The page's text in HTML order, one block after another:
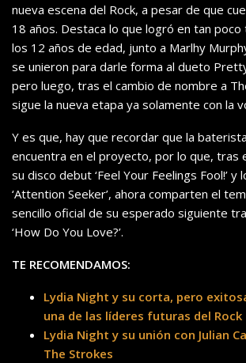
nueva escena del Rock, a pesar de que
18 años. Destaca lo que logró en tan
los 12 años de edad, junto a Marlhy
se unieron para darle forma al dueto
pero luego, tras el cambio de nombre a
sigue la nueva etapa ya solamente con la
Y es que, hay que recordar que la
encuentra en el proyecto, por lo que, tras
su disco debut ‘Feel Your Feelings Fool!’ y
‘Attention Seeker’, ahora comparten el
sencillo oficial de su esperado siguiente
‘How Do You Love?’.
TE RECOMENDAMOS:
Lydia Night y su corta, pero
una de las líderes futuras del Rock
Lydia Night y su unión con Julian
The Strokes